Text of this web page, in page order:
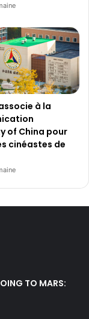
à la
of China pour
cinéastes de
TO MARS: